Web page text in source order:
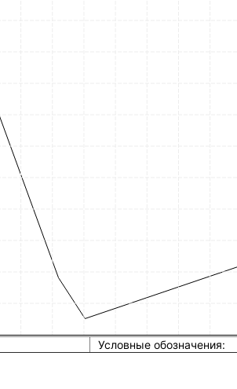
Условные обозначения: